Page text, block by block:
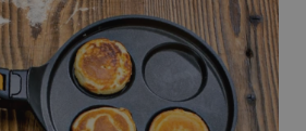
www.tescoma.sk
6
mesiacov
HAProxy
Technologies LLC
.clickonometrics.pl
Cookies
relácie